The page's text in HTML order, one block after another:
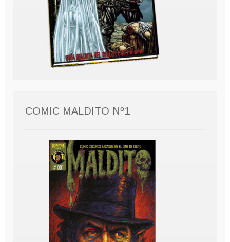
COMIC MALDITO Nº1